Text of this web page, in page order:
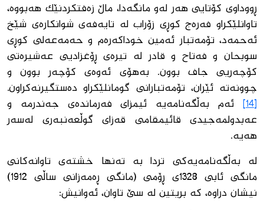
ڕووداوی كۆتایی هەر لەو مانگەدا، ماڵ زەفتكردنێك هەبووە،
تاوانلێكراو فەرەج كوڕی زۆراب لە تایەفەی شوانكارەی شێخ
ئەحمەد، تۆمەتبار ئەمین خوداكەرەم و حەمەعەلی كوڕی
سوبحان و فەتاح و قادر لە تیرەی ڕۆغزادیی عەشیرەتی
كۆچەریی جاف بوون. بەهۆی ئەوەی كۆچەر بوون و
چوونەتە ئێران، تۆمەتبارانی گومانلێكراو دەستگیرنەكراون.
[14]
ئەم بەڵگەنامەیە ئیمزای فەرماندەی جەندرمە و
عەبدولمەجیدی قائیمقامی قەزای گوڵعەنبەری لەسەر
هەیە.
لە بەڵگەنامەیەكی تردا بە تەنها خشتەی تاوانەكانی
مانگی ئابی 1328ی ڕۆمی (مانگی ڕەمەزانی ساڵی 1912)
نیشان دراوە، كە بریتین لە سێ تاوان، ئەوانیش: